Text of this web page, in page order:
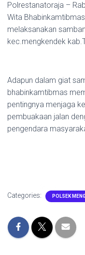
Polrestanatoraja –
Wita
melaksanakan
kec.mengkendek
Adapun dalam giat
bhabinkamtibmas
pentingnya menjaga
pembuakaan jalan
pengendara
Categories: POLSEK